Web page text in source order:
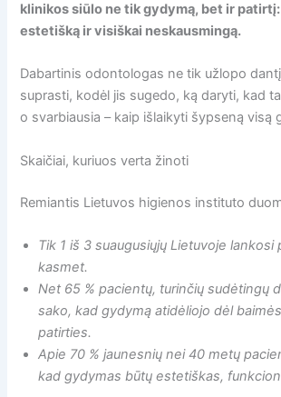
klinikos siūlo ne tik gydymą, bet ir
estetišką ir visiškai neskausmingą.
Dabartinis odontologas ne tik užlopo
suprasti, kodėl jis sugedo, ką daryti, kad
o svarbiausia – kaip išlaikyti šypseną visą
Skaičiai, kuriuos verta žinoti
Remiantis Lietuvos higienos instituto
Tik 1 iš 3 suaugusiųjų Lietuvoje
kasmet.
Net 65 % pacientų, turinčių sudėtingų
sako, kad gydymą atidėliojo dėl
patirties.
Apie 70 % jaunesnių nei 40 metų
kad gydymas būtų estetiškas,